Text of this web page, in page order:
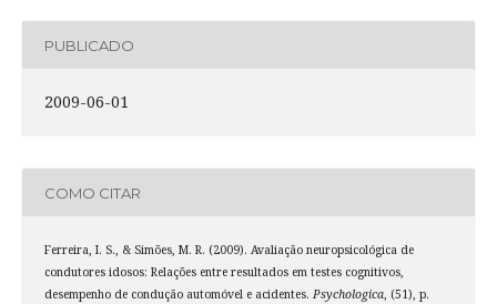
PUBLICADO
2009-06-01
COMO CITAR
Ferreira, I. S., & Simões, M. R. (2009). Avaliação neuropsicológica de
condutores idosos: Relações entre resultados em testes cognitivos,
desempenho de condução automóvel e acidentes. Psychologica, (51), p.